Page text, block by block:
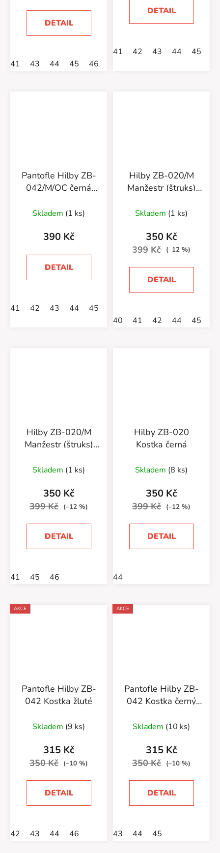
DETAIL
41 43 44 45 46
DETAIL
41 42 43 44 45
Pantofle Hilby ZB-
042/M/OC černá
Skladem (1 ks)
390 Kč
DETAIL
41 42 43 44 45
Hilby ZB-020/M
Manžestr (štruks)
hodnocení
produktu
je
5
Skladem (1 ks)
350 Kč
399 Kč (–12 %)
DETAIL
40 41 42 44 45
Hilby ZB-020/M
Manžestr (štruks)
Skladem (1 ks)
350 Kč
399 Kč (–12 %)
DETAIL
41 45 46
Hilby ZB-020
Kostka černá
Skladem (8 ks)
350 Kč
399 Kč (–12 %)
DETAIL
44
AKCE
Pantofle Hilby ZB-
042 Kostka žluté
Skladem (9 ks)
315 Kč
350 Kč (–10 %)
DETAIL
42 43 44 46
AKCE
Pantofle Hilby ZB-
042 Kostka černý
Skladem (10 ks)
315 Kč
350 Kč (–10 %)
DETAIL
43 44 45